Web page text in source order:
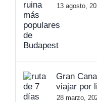
13 agosto,
Gran
viajar por
28 marzo,